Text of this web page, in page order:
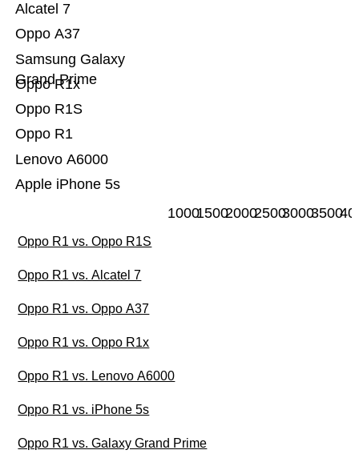
Apple iPhone 5s
Lenovo A6000
Oppo R1
Oppo R1S
Oppo R1x
Samsung Galaxy
Grand Prime
Oppo A37
Alcatel 7
100015002000250030003500
Oppo R1 vs. Oppo R1S
Oppo R1 vs. Alcatel 7
Oppo R1 vs. Oppo A37
Oppo R1 vs. Oppo R1x
Oppo R1 vs. Lenovo A6000
Oppo R1 vs. iPhone 5s
Oppo R1 vs. Galaxy Grand Prime